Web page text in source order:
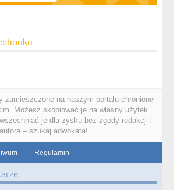
zamieszczone na naszym portalu chronione
Możesz skopiować je na własny użytek.
je dla zysku bez zgody redakcji i
autora – szukaj adwokata!
| Regulamin